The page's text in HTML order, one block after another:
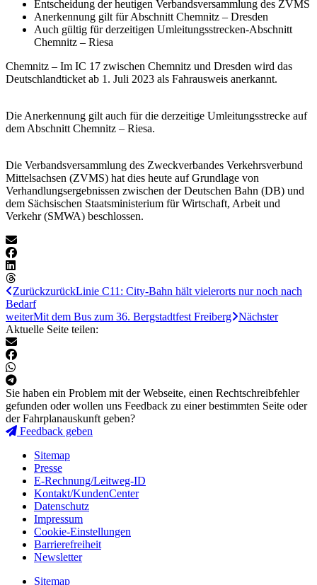
Entscheidung der heutigen Verbandsversammlung des ZVMS
Anerkennung gilt für Abschnitt Chemnitz – Dresden
Auch gültig für derzeitigen Umleitungsstrecken-Abschnitt
Chemnitz – Riesa
Chemnitz – Im IC 17 zwischen Chemnitz und Dresden wird das
Deutschlandticket ab 1. Juli 2023 als Fahrausweis anerkannt.
Die Anerkennung gilt auch für die derzeitige Umleitungsstrecke auf
dem Abschnitt Chemnitz – Riesa.
Die Verbandsversammlung des Zweckverbandes Verkehrsverbund
Mittelsachsen (ZVMS) hat dies heute auf Grundlage von
Verhandlungsergebnissen zwischen der Deutschen Bahn (DB) und
dem Sächsischen Staatsministerium für Wirtschaft, Arbeit und
Verkehr (SMWA) beschlossen.
ZurückzurückLinie C11: City-Bahn hält vielerorts nur noch nach
Bedarf
weiterMit dem Bus zum 36. Bergstadtfest Freiberg Nächster
Aktuelle Seite teilen:
Sie haben ein Problem mit der Webseite, einen Rechtschreibfehler
gefunden oder wollen uns Feedback zu einer bestimmten Seite oder
der Fahrplanauskunft geben?
Feedback geben
Sitemap
Presse
E-Rechnung/Leitweg-ID
Kontakt/KundenCenter
Datenschutz
Impressum
Cookie-Einstellungen
Barrierefreiheit
Newsletter
Sitemap